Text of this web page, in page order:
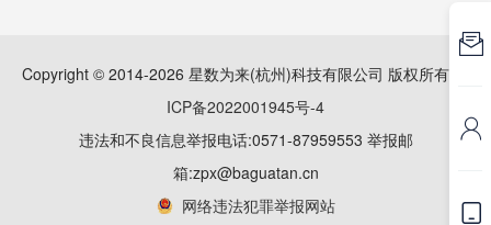
Copyright © 2014-2026 星数为来(杭州)科技有限公司 版权所有
ICP备2022001945号-4
违法和不良信息举报电话:0571-87959553 举报邮
箱:zpx@baguatan.cn
网络违法犯罪举报网站


